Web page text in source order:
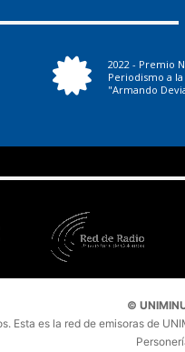
2022 - Premio
Periodismo a
"Armando
©
Esta es la red de emisoras de